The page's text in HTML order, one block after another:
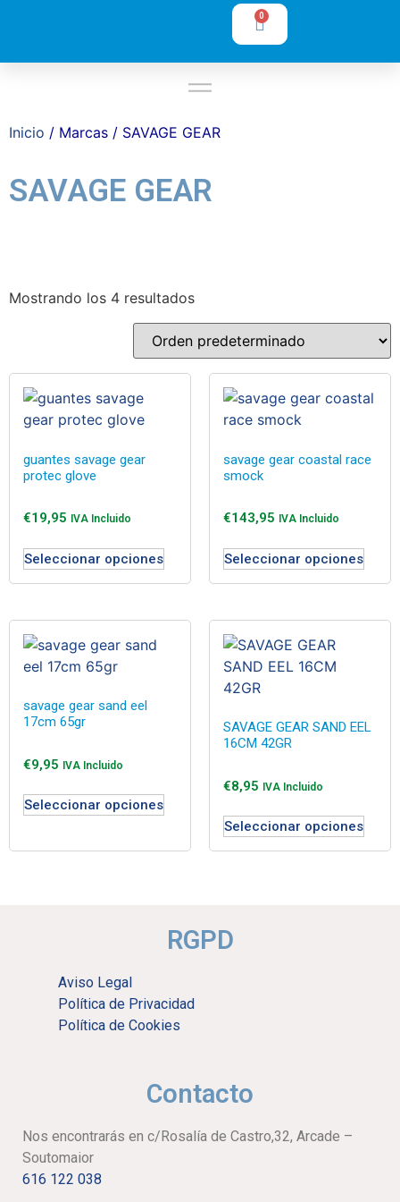
0
Inicio / Marcas / SAVAGE GEAR
SAVAGE GEAR
Mostrando los 4 resultados
guantes savage gear
protec glove
€19,95 IVA Incluido
Seleccionar opciones
savage gear coastal race
smock
€143,95 IVA Incluido
Seleccionar opciones
savage gear sand eel
17cm 65gr
€9,95 IVA Incluido
Seleccionar opciones
SAVAGE GEAR SAND EEL
16CM 42GR
€8,95 IVA Incluido
Seleccionar opciones
RGPD
Aviso Legal
Política de Privacidad
Política de Cookies
Contacto
Nos encontrarás en c/Rosalía de Castro,32, Arcade –
Soutomaior
616 122 038